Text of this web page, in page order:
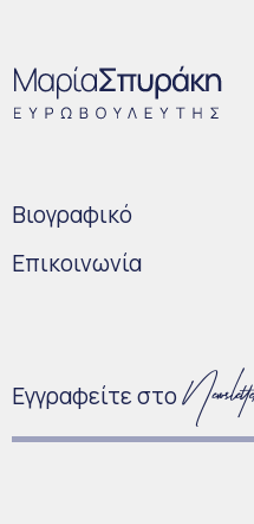
Bιογραφικό
Επικοινωνία
Εγγραφείτε στο